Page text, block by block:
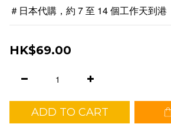
＃日本代購，約 7 至 14 個工作天到港
HK$69.00
ADD TO CART